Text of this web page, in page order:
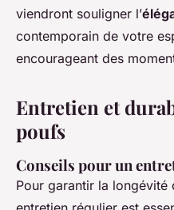
viendront souligner l’
contemporain de votre
encourageant des
Entretien et
poufs
Conseils pour un
Pour garantir la longévité